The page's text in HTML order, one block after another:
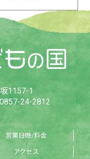
1157-1
24-2812
営業日時/料金
アクセス